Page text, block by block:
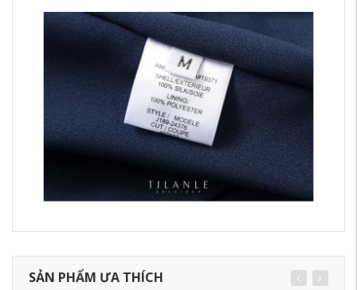
SẢN PHẨM ƯA THÍCH